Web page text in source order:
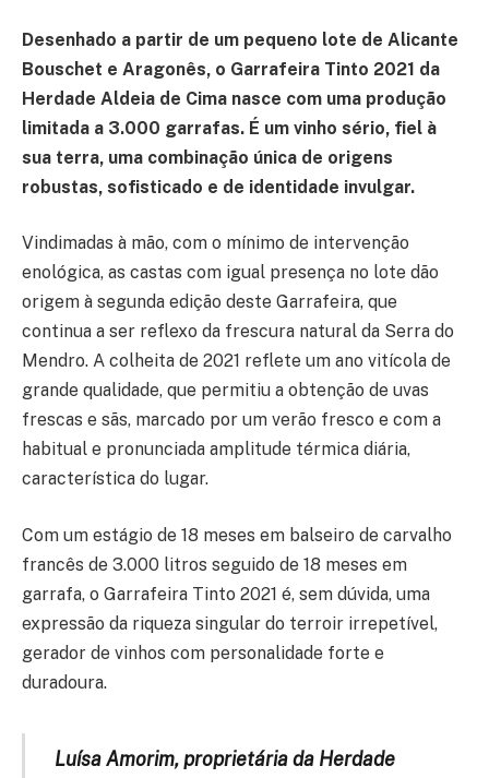
Desenhado a partir de um pequeno lote de Alicante
Bouschet e Aragonês, o Garrafeira Tinto 2021 da
Herdade Aldeia de Cima nasce com uma produção
limitada a 3.000 garrafas. É um vinho sério, fiel à
sua terra, uma combinação única de origens
robustas, sofisticado e de identidade invulgar.
Vindimadas à mão, com o mínimo de intervenção
enológica, as castas com igual presença no lote dão
origem à segunda edição deste Garrafeira, que
continua a ser reflexo da frescura natural da Serra do
Mendro. A colheita de 2021 reflete um ano vitícola de
grande qualidade, que permitiu a obtenção de uvas
frescas e sãs, marcado por um verão fresco e com a
habitual e pronunciada amplitude térmica diária,
característica do lugar.
Com um estágio de 18 meses em balseiro de carvalho
francês de 3.000 litros seguido de 18 meses em
garrafa, o Garrafeira Tinto 2021 é, sem dúvida, uma
expressão da riqueza singular do terroir irrepetível,
gerador de vinhos com personalidade forte e
duradoura.
Luísa Amorim, proprietária da Herdade